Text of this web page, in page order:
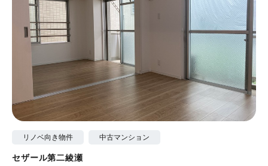
リノベ向き物件 中古マンション
セザール第二綾瀬